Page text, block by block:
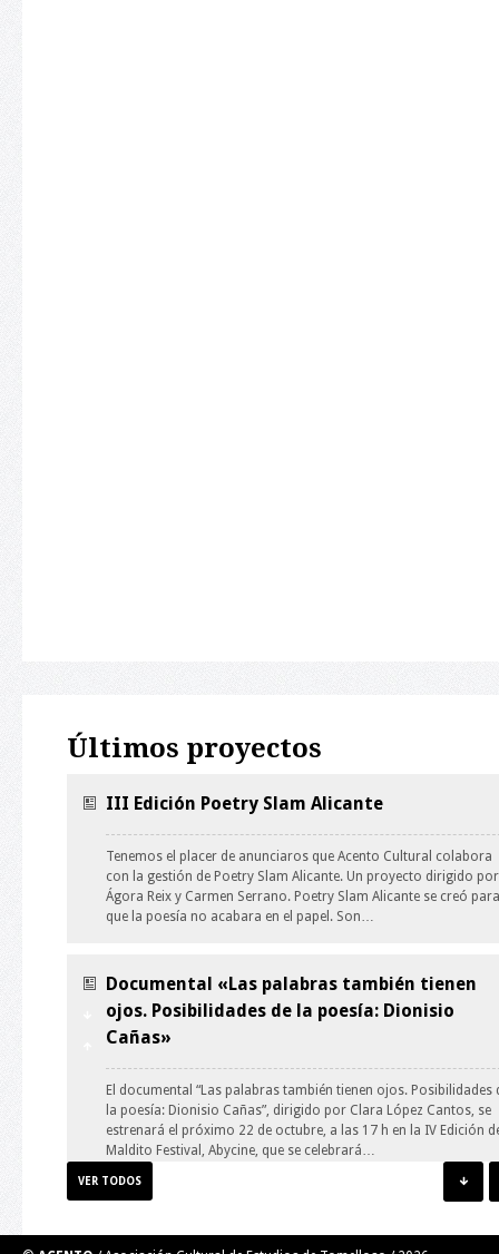
Últimos proyectos
III Edición Poetry Slam Alicante
Tenemos el placer de anunciaros que Acento Cultural colabora
con la gestión de Poetry Slam Alicante. Un proyecto dirigido por
Ágora Reix y Carmen Serrano. Poetry Slam Alicante se creó para
que la poesía no acabara en el papel. Son…
Documental «Las palabras también tienen
ojos. Posibilidades de la poesía: Dionisio
Cañas»
El documental “Las palabras también tienen ojos. Posibilidades
la poesía: Dionisio Cañas”, dirigido por Clara López Cantos, se
estrenará el próximo 22 de octubre, a las 17 h en la IV Edición
Maldito Festival, Abycine, que se celebrará…
VER TODOS